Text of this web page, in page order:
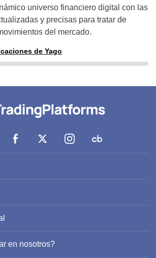
universo financiero digital con las
y precisas para tratar de
del mercado.
de Yago
en nosotros?